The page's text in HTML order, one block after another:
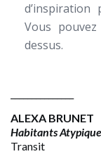
Vous
dessus.
ALEXA BRUNET
Habitants
Transit